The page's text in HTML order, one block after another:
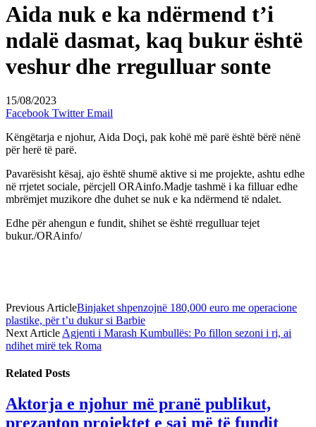
Aida nuk e ka ndërmend t’i
ndalë dasmat, kaq bukur është
veshur dhe rregulluar sonte
15/08/2023
Facebook Twitter Email
Këngëtarja e njohur, Aida Doçi, pak kohë më parë është bërë nënë
për herë të parë.
Pavarësisht kësaj, ajo është shumë aktive si me projekte, ashtu edhe
në rrjetet sociale, përcjell ORAinfo.Madje tashmë i ka filluar edhe
mbrëmjet muzikore dhe duhet se nuk e ka ndërmend të ndalet.
Edhe për ahengun e fundit, shihet se është rregulluar tejet
bukur./ORAinfo/
Previous ArticleBinjaket shpenzojnë 180,000 euro me operacione
plastike, për t’u dukur si Barbie
Next Article Agjenti i Marash Kumbullës: Po fillon sezoni i ri, ai
ndihet mirë tek Roma
Related Posts
Aktorja e njohur më pranë publikut,
prezanton projektet e saj më të fundit